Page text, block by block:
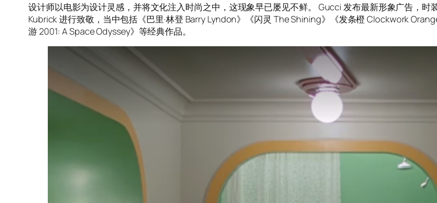
设计师以电影为设计灵感，并将文化注入时尚之中，这现象早已屡见不鲜。 Gucci 发布最新形象广告，时
Kubrick 进行致敬，当中包括《巴里·林登 Barry Lyndon》《闪灵 The Shining》《发条橙 Clockwork
游 2001: A Space Odyssey》等经典作品。